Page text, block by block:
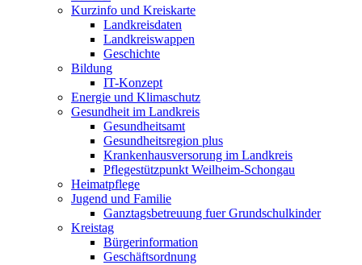
Kurzinfo und Kreiskarte
Landkreisdaten
Landkreiswappen
Geschichte
Bildung
IT-Konzept
Energie und Klimaschutz
Gesundheit im Landkreis
Gesundheitsamt
Gesundheitsregion plus
Krankenhausversorung im Landkreis
Pflegestützpunkt Weilheim-Schongau
Heimatpflege
Jugend und Familie
Ganztagsbetreuung fuer Grundschulkinder
Kreistag
Bürgerinformation
Geschäftsordnung